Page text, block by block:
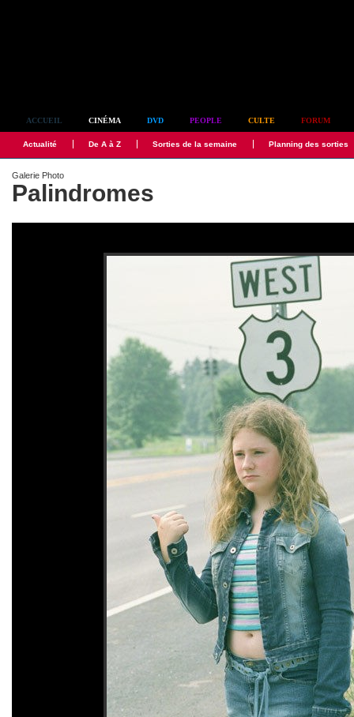
ACCUEIL CINÉMA DVD PEOPLE CULTE FORUM
Actualité De A à Z Sorties de la semaine Planning des sorties
Galerie Photo
Palindromes